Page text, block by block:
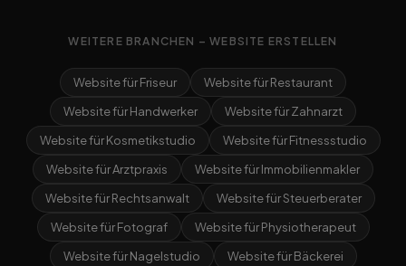
WEITERE BRANCHEN – WEBSITE ERSTELLEN
Website für Friseur
Website für Restaurant
Website für Handwerker
Website für Zahnarzt
Website für Kosmetikstudio
Website für Fitnessstudio
Website für Arztpraxis
Website für Immobilienmakler
Website für Rechtsanwalt
Website für Steuerberater
Website für Fotograf
Website für Physiotherapeut
Website für Nagelstudio
Website für Bäckerei